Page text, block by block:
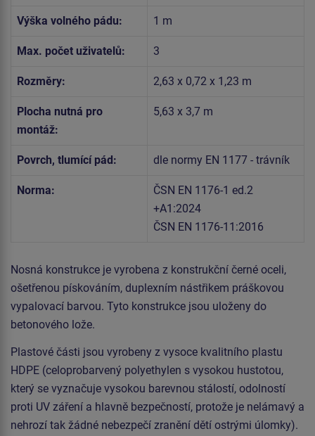
Výška volného pádu: 1 m
Max. počet uživatelů: 3
Rozměry: 2,63 x 0,72 x 1,23 m
Plocha nutná pro
montáž:
5,63 x 3,7 m
Povrch, tlumící pád: dle normy EN 1177 - trávník
Norma:
ČSN EN 1176-1 ed.2
+A1:2024
ČSN EN 1176-11:2016
Nosná konstrukce je vyrobena z konstrukční černé oceli,
ošetřenou pískováním, duplexním nástřikem práškovou
vypalovací barvou. Tyto konstrukce jsou uloženy do
betonového lože.
Plastové části jsou vyrobeny z vysoce kvalitního plastu
HDPE (celoprobarvený polyethylen s vysokou hustotou,
který se vyznačuje vysokou barevnou stálostí, odolností
proti UV záření a hlavně bezpečností, protože je nelámavý a
nehrozí tak žádné nebezpečí zranění dětí ostrými úlomky).